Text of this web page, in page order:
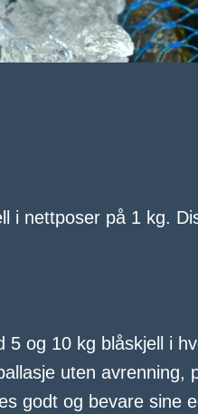
i nettposer på 1 kg.
og 10 kg blåskjell i
uten avrenning,
godt og bevare sine